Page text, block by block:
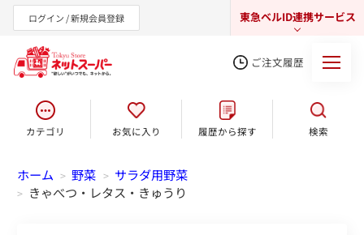
ログイン / 新規会員登録 東急ベルID連携サービス
東急オンラインショップ
ご注文履歴
カテゴリ お気に入り 履歴から探す 検索
ホーム > 野菜 > サラダ用野菜
> きゃべつ・レタス・きゅうり